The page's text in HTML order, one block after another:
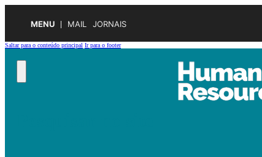
MENU MAIL JORNAIS
Saltar para o conteúdo principal Ir para o footer